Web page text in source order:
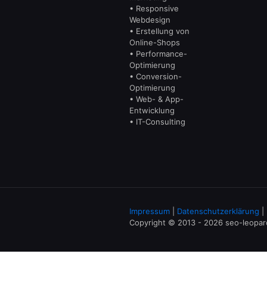
• Responsive
Webdesign
• Erstellung von
Online-Shops
• Performance-
Optimierung
• Conversion-
Optimierung
• Web- & App-
Entwicklung
• IT-Consulting
Impressum Datenschutzerklärung
Copyright © 2013 - 2026 seo-